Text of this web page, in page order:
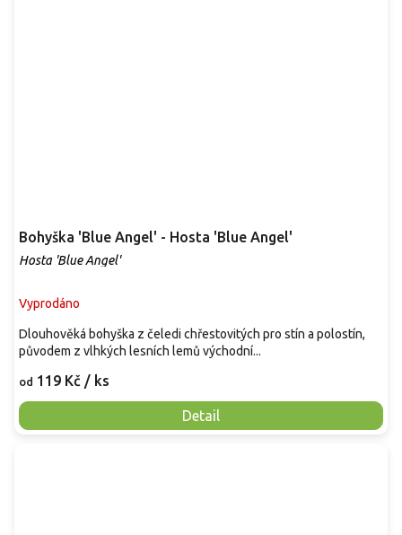
Bohyška 'Blue Angel' - Hosta 'Blue Angel'
Hosta 'Blue Angel'
Vyprodáno
od 119 Kč / ks
Detail
Dlouhověká bohyška z čeledi chřestovitých pro stín a polostín,
původem z vlhkých lesních lemů východní...